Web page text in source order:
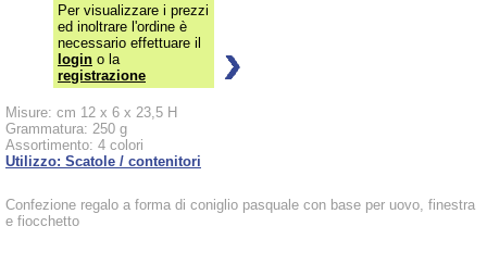
Per visualizzare i prezzi
ed inoltrare l'ordine è
necessario effettuare il
login o la
registrazione
Misure: cm 12 x 6 x 23,5 H
Grammatura: 250 g
Assortimento: 4 colori
Utilizzo: Scatole / contenitori
Confezione regalo a forma di coniglio pasquale con base per uovo, finestra
e fiocchetto